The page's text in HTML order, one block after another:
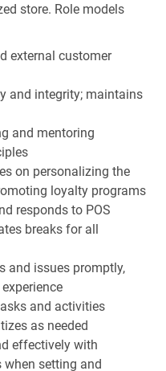
store. Role models
external customer
and integrity; maintains
and mentoring
on personalizing the
loyalty programs
responds to POS
breaks for all
and issues promptly,
and activities
as needed
effectively with
when setting and